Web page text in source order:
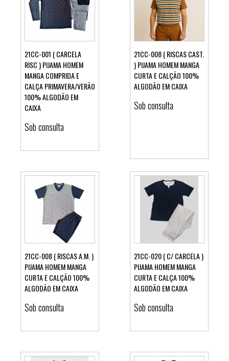
Ver detalhes
21CC-001 ( CARCELA
RISC ) PIJAMA HOMEM
MANGA COMPRIDA E
CALÇA PRIMAVERA/VERÃO
100% ALGODÃO EM
CAIXA
Sob consulta
Ver detalhes
21CC-008 ( RISCAS CAST.
) PIJAMA HOMEM MANGA
CURTA E CALÇÃO 100%
ALGODÃO EM CAIXA
Sob consulta
Ver detalhes
21CC-008 ( RISCAS A.M. )
PIJAMA HOMEM MANGA
CURTA E CALÇÃO 100%
ALGODÃO EM CAIXA
Sob consulta
Ver detalhes
21CC-020 ( C/ CARCELA )
PIJAMA HOMEM MANGA
CURTA E CALÇA 100%
ALGODÃO EM CAIXA
Sob consulta